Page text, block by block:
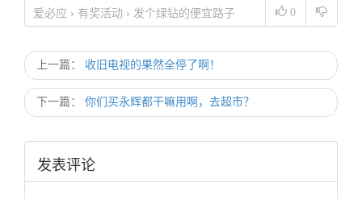
0
爱必应 › 有奖活动 › 发个绿钻的便宜路子
上一篇： 收旧电视的果然全停了啊！
下一篇： 你们买永辉都干嘛用啊，去超市？
发表评论